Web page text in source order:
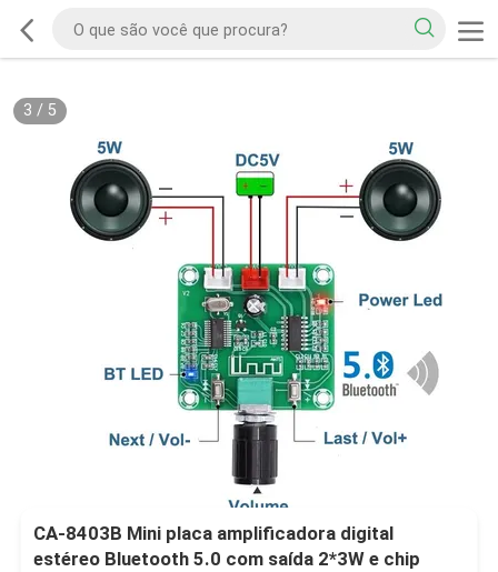
3 / 5
CA-8403B Mini placa amplificadora digital
estéreo Bluetooth 5.0 com saída 2*3W e chip